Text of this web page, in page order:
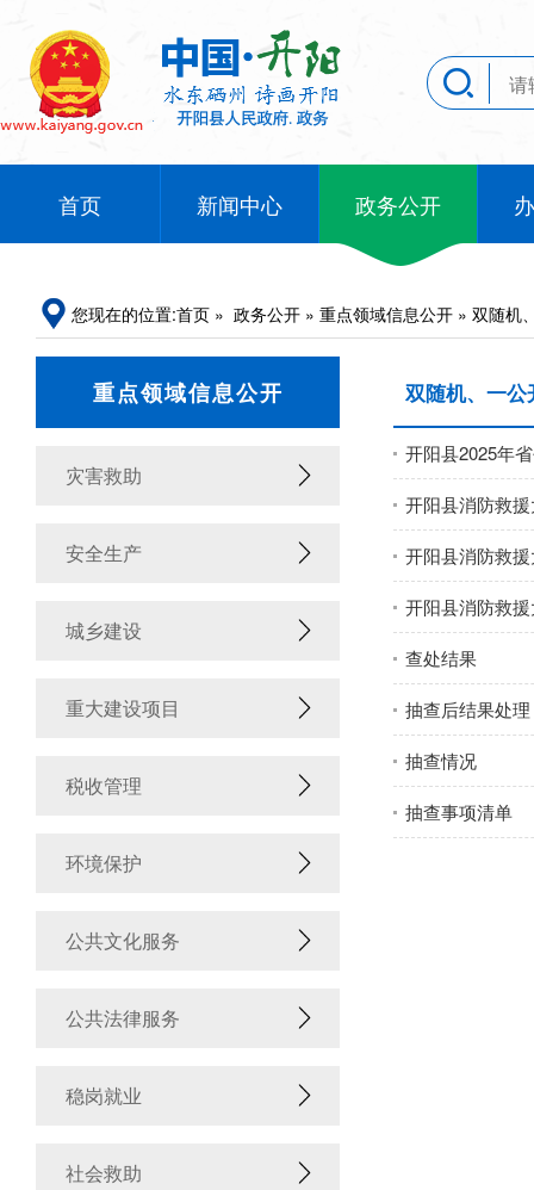
首页 新闻中心 政务公开
您现在的位置:首页 » 政务公开 » 重点领域信息公开 » 双随机
重点领域信息公开
灾害救助
安全生产
城乡建设
重大建设项目
税收管理
环境保护
公共文化服务
公共法律服务
稳岗就业
社会救助
双随机、一公
开阳县2025年
开阳县消防救
开阳县消防救
开阳县消防救
查处结果
抽查后结果处理
抽查情况
抽查事项清单